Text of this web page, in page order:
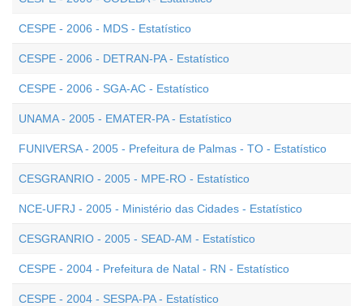
CESPE - 2006 - MDS - Estatístico
CESPE - 2006 - DETRAN-PA - Estatístico
CESPE - 2006 - SGA-AC - Estatístico
UNAMA - 2005 - EMATER-PA - Estatístico
FUNIVERSA - 2005 - Prefeitura de Palmas - TO - Estatístico
CESGRANRIO - 2005 - MPE-RO - Estatístico
NCE-UFRJ - 2005 - Ministério das Cidades - Estatístico
CESGRANRIO - 2005 - SEAD-AM - Estatístico
CESPE - 2004 - Prefeitura de Natal - RN - Estatístico
CESPE - 2004 - SESPA-PA - Estatístico